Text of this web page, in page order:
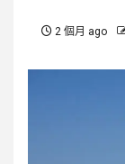
2 個月 ago